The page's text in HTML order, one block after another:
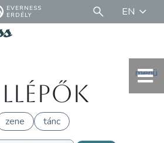
EVERNESS
ERDÉLY
EN
menü
zene tánc